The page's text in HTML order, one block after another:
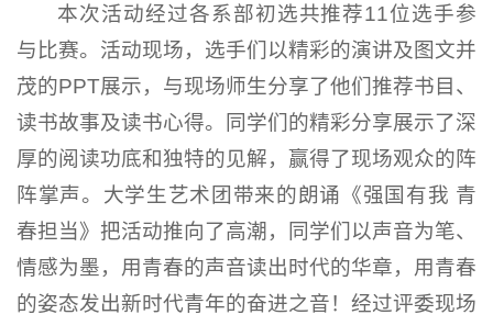
本次活动经过各系部初选共推荐11位选手参
与比赛。活动现场，选手们以精彩的演讲及图文并
茂的PPT展示，与现场师生分享了他们推荐书目、
读书故事及读书心得。同学们的精彩分享展示了深
厚的阅读功底和独特的见解，赢得了现场观众的阵
阵掌声。大学生艺术团带来的朗诵《强国有我 青
春担当》把活动推向了高潮，同学们以声音为笔、
情感为墨，用青春的声音读出时代的华章，用青春
的姿态发出新时代青年的奋进之音！经过评委现场